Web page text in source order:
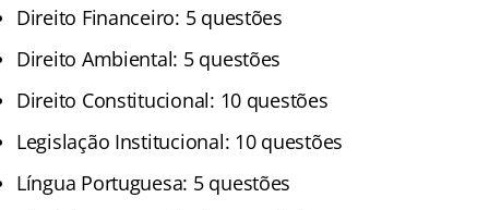
Direito Financeiro: 5 questões
Direito Ambiental: 5 questões
Direito Constitucional: 10 questões
Legislação Institucional: 10 questões
Língua Portuguesa: 5 questões